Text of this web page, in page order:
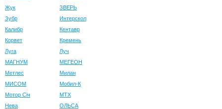
Жук
ЗВЕРЬ
Зубр
Интерскол
Калибр
Кентавр
Корвет
Кремень
Луга
Луч
МАГНУМ
МЕГЕОН
Метлес
Милан
МИСОМ
Мобил-К
Мотор Сiч
МТХ
Нева
ОЛЬСА